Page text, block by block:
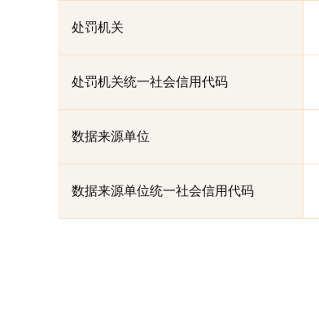
处罚机关
处罚机关统一社会信用代码
数据来源单位
数据来源单位统一社会信用代码